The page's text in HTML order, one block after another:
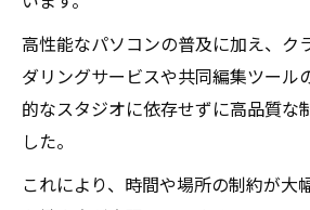
高性能なパソコンの普及に加え、ク
ダリングサービスや共同編集ツール
的なスタジオに依存せずに高品質な
した。
これにより、時間や場所の制約が大